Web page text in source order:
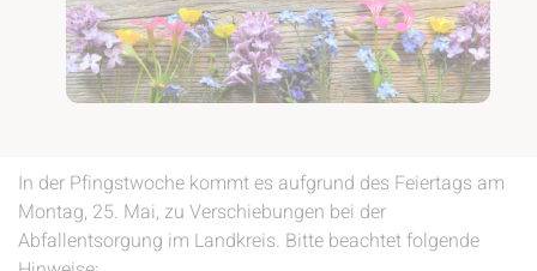
In der Pfingstwoche kommt es aufgrund des Feiertags am
Montag, 25. Mai, zu Verschiebungen bei der
Abfallentsorgung im Landkreis. Bitte beachtet folgende